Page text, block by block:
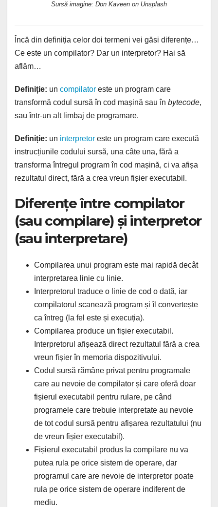
Sursă imagine: Don Kaveen on Unsplash
Încă din definiția celor doi termeni vei găsi diferențe…
Ce este un compilator? Dar un interpretor? Hai să
aflăm…
Definiție: un compilator este un program care
transformă codul sursă în cod mașină sau în bytecode,
sau într-un alt limbaj de programare.
Definiție: un interpretor este un program care execută
instrucțiunile codului sursă, una câte una, fără a
transforma întregul program în cod mașină, ci va afișa
rezultatul direct, fără a crea vreun fișier executabil.
Diferențe între compilator
(sau compilare) și interpretor
(sau interpretare)
Compilarea unui program este mai rapidă decât
interpretarea linie cu linie.
Interpretorul traduce o linie de cod o dată, iar
compilatorul scanează program și îl convertește
ca întreg (la fel este și execuția).
Compilarea produce un fișier executabil.
Interpretorul afișează direct rezultatul fără a crea
vreun fișier în memoria dispozitivului.
Codul sursă rămâne privat pentru programale
care au nevoie de compilator și care oferă doar
fișierul executabil pentru rulare, pe când
programele care trebuie interpretate au nevoie
de tot codul sursă pentru afișarea rezultatului (nu
de vreun fișier executabil).
Fișierul executabil produs la compilare nu va
putea rula pe orice sistem de operare, dar
programul care are nevoie de interpretor poate
rula pe orice sistem de operare indiferent de
mediu.